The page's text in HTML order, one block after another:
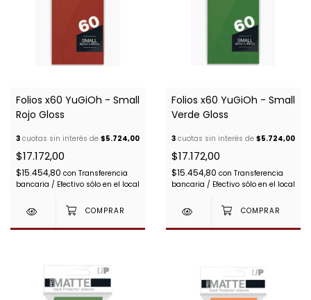
Folios x60 YuGiOh - Small
Rojo Gloss
3 cuotas sin interés de $5.724,00
$17.172,00
$15.454,80 con Transferencia
bancaria / Efectivo sólo en el local
Folios x60 YuGiOh - Small
Verde Gloss
3 cuotas sin interés de $5.724,00
$17.172,00
$15.454,80 con Transferencia
bancaria / Efectivo sólo en el local